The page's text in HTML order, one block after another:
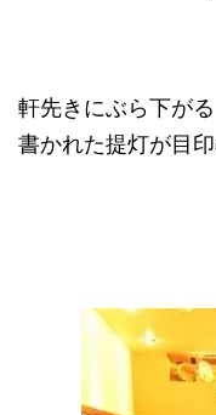
軒先きにぶら下が
書かれた提灯が目